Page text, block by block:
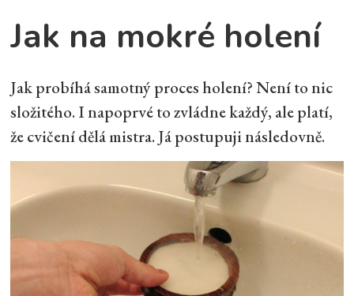
Jak na mokré holení
Jak probíhá samotný proces holení? Není to nic
složitého. I napoprvé to zvládne každý, ale platí,
že cvičení dělá mistra. Já postupuji následovně.